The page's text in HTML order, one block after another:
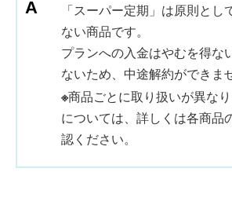
「スーパー定期」は原則とし
ない商品です。
プランへの入金はやむを得な
ないため、中途解約ができま
※商品ごとに取り扱いが異な
については、詳しくは各商品
認ください。